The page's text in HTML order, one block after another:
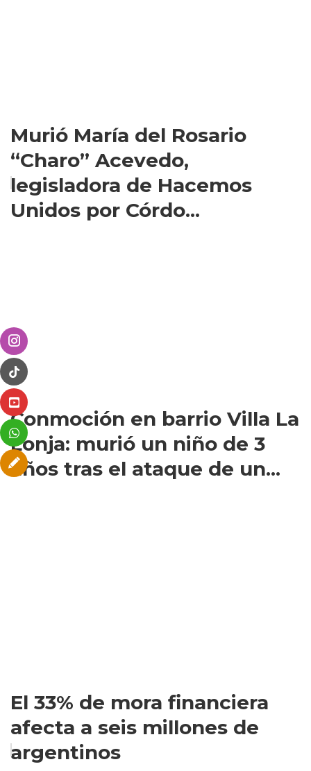
Murió María del Rosario
“Charo” Acevedo,
legisladora de Hacemos
Unidos por Córdo...
Conmoción en barrio Villa La
Lonja: murió un niño de 3
años tras el ataque de un...
El 33% de mora financiera
afecta a seis millones de
argentinos